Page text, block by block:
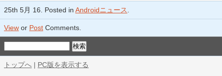
25th 5月 16. Posted in Androidニュース.
View or Post Comments.
トップへ | PC版を表示する